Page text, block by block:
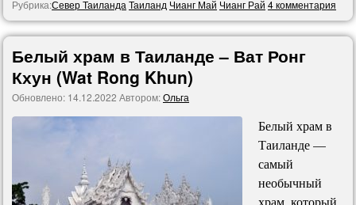
Рубрика:Север Таиланда Таиланд Чианг Май Чианг Рай 4 комментария
Белый храм в Таиланде – Ват Ронг
Кхун (Wat Rong Khun)
Обновлено: 14.12.2022 Автором:Ольга
Белый храм в
Таиланде —
самый
необычный
храм, который